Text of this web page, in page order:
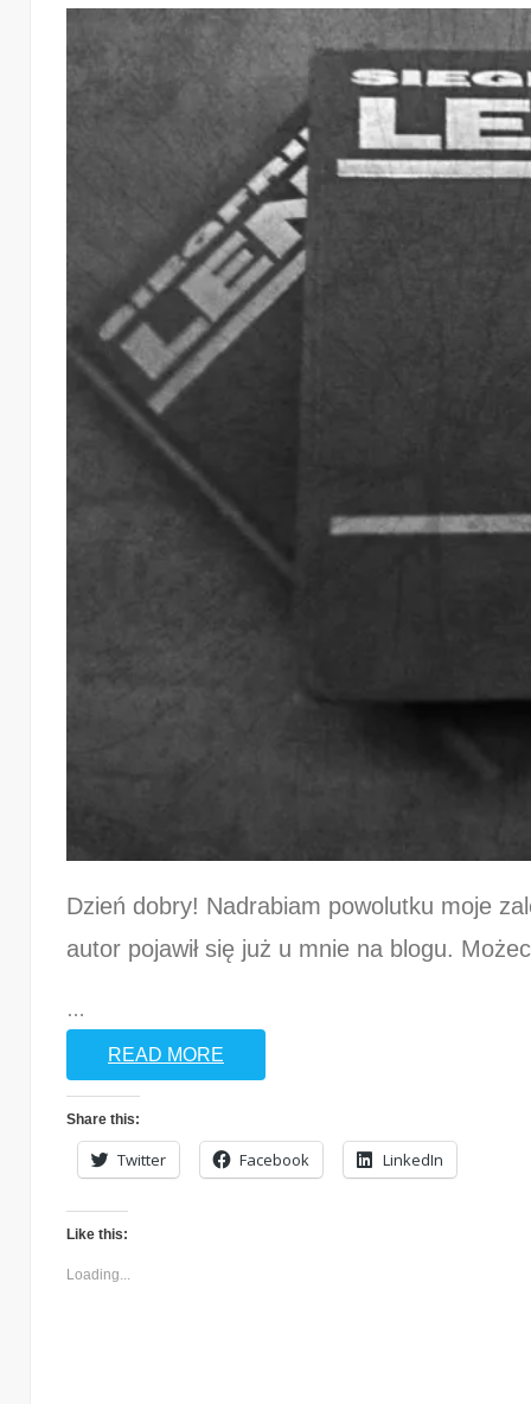
Dzień dobry! Nadrabiam powolutku moje
autor pojawił się już u mnie na blogu.
…
READ MORE
Share this:
Twitter Facebook LinkedIn
Like this:
Loading...